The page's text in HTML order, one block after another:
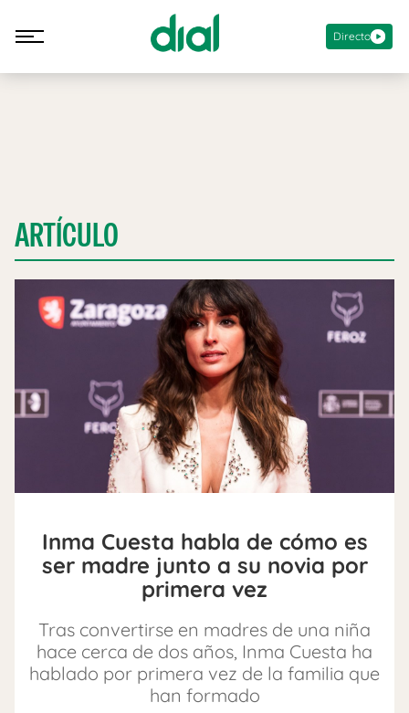
Directo
ARTÍCULO
Inma Cuesta habla de cómo es
ser madre junto a su novia por
primera vez
Tras convertirse en madres de una niña
hace cerca de dos años, Inma Cuesta ha
hablado por primera vez de la familia que
han formado